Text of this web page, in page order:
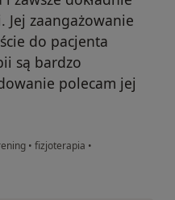
zaangażowanie
do pacjenta
są bardzo
polecam jej
• fizjoterapia •